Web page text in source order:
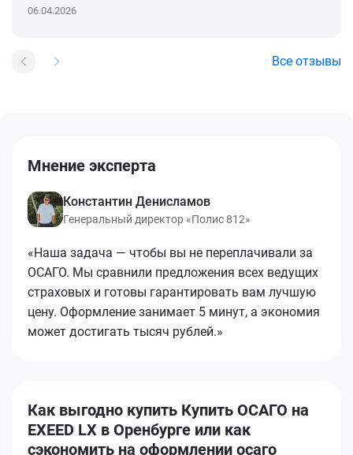
06.04.2026
Все отзывы
Мнение эксперта
Константин Денисламов
Генеральный директор «Полис 812»
«Наша задача — чтобы вы не переплачивали за
ОСАГО. Мы сравнили предложения всех ведущих
страховых и готовы гарантировать вам лучшую
цену. Оформление занимает 5 минут, а экономия
может достигать тысяч рублей.»
Как выгодно купить Купить ОСАГО на
EXEED LX в Оренбурге или как
сэкономить на оформлении осаго